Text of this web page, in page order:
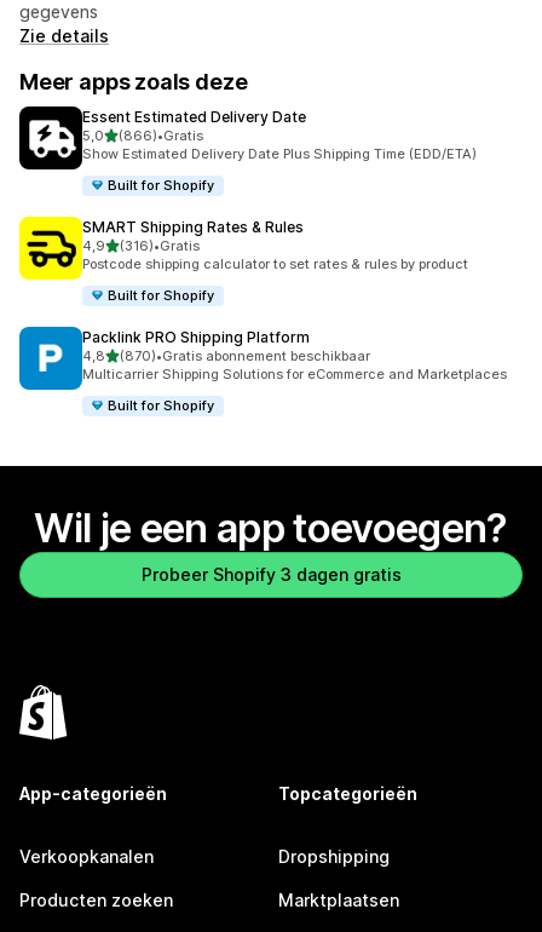
gegevens
Zie details
Meer apps zoals deze
Essent Estimated Delivery Date
5,0van 5 sterren
(866)
866 recensies in totaal
•Gratis
Show Estimated Delivery Date Plus Shipping Time (EDD/ETA)
Built for Shopify
SMART Shipping Rates & Rules
4,9van 5 sterren
(316)
316 recensies in totaal
•Gratis
Postcode shipping calculator to set rates & rules by product
Built for Shopify
Packlink PRO Shipping Platform
4,8van 5 sterren
(870)
870 recensies in totaal
•Gratis abonnement beschikbaar
Multicarrier Shipping Solutions for eCommerce and Marketplaces
Built for Shopify
Wil je een app toevoegen?
Probeer Shopify 3 dagen gratis
App-categorieën
Verkoopkanalen
Producten zoeken
Topcategorieën
Dropshipping
Marktplaatsen